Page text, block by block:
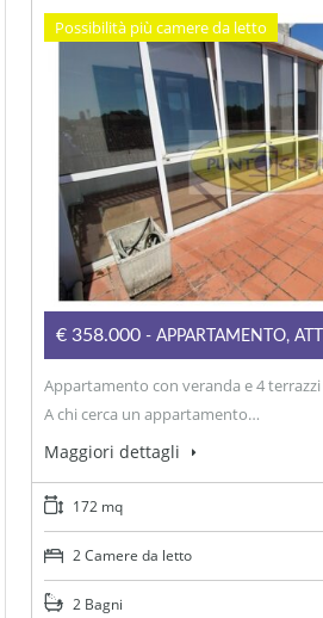
Possibilità più camere da letto
€358.000 - APPARTAMENTO,
Appartamento con veranda e 4
A chi cerca un appartamento…
Maggiori dettagli
172 mq
2 Camere da letto
2 Bagni